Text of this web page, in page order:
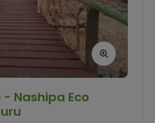
Nashipa Eco